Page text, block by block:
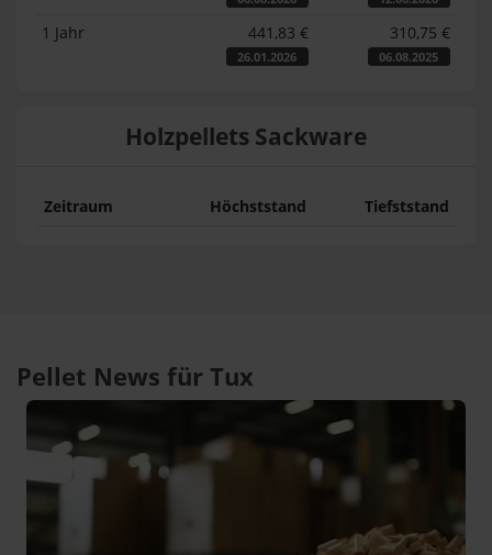
1 Jahr 441,83 €
26.01.2026
310,75 €
06.08.2025
Holzpellets Sackware
Zeitraum Höchststand Tiefststand
Pellet News für Tux